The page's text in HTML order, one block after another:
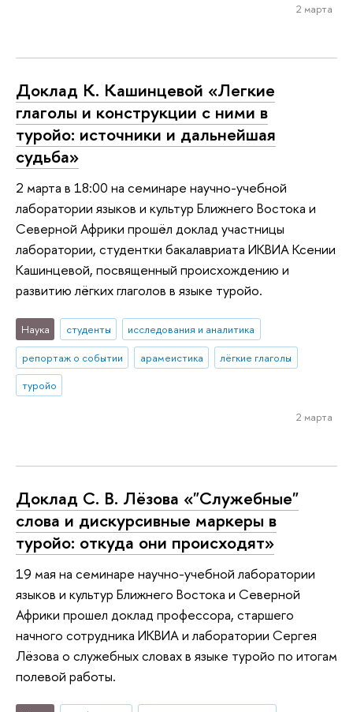
2 марта
Доклад К. Кашинцевой «Легкие
глаголы и конструкции с ними в
туройо: источники и дальнейшая
судьба»
2 марта в 18:00 на семинаре научно-учебной
лаборатории языков и культур Ближнего Востока и
Северной Африки прошёл доклад участницы
лаборатории, студентки бакалавриата ИКВИА Ксении
Кашинцевой, посвященный происхождению и
развитию лёгких глаголов в языке туройо.
Наука студенты
исследования и аналитика
репортаж о событии
арамеистика
лёгкие глаголы
туройо
2 марта
Доклад С. В. Лёзова «"Служебные"
слова и дискурсивные маркеры в
туройо: откуда они происходят»
19 мая на семинаре научно-учебной лаборатории
языков и культур Ближнего Востока и Северной
Африки прошел доклад профессора, старшего
начного сотрудника ИКВИА и лаборатории Сергея
Лёзова о служебных словах в языке туройо по итогам
полевой работы.